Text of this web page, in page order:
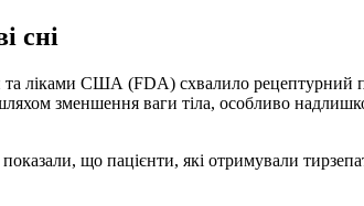
сні
ліками США (FDA) схвалило рецептурний
зменшення ваги тіла, особливо
що пацієнти, які отримували